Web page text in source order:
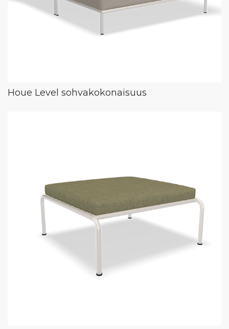
Houe Level sohvakokonaisuus